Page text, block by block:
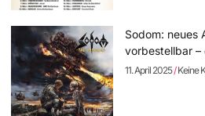
Sodom: neues
vorbestellbar –
11. April 2025 Keine